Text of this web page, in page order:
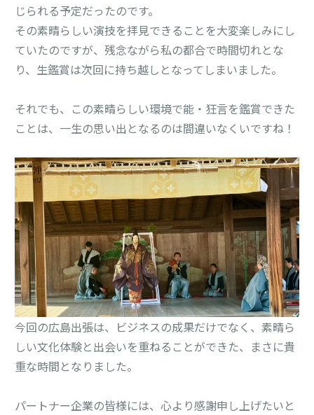
じられる予定だったのです。
その素晴らしい演技を拝見できることを大変楽しみにし
ていたのですが、残念ながら私の都合で時間切れとな
り、生鑑賞は次回に持ち越しとなってしまいました。
それでも、この素晴らしい環境で能・狂言を鑑賞できた
ことは、一生の思い出となるのは間違いなくいですね！
今回の広島出張は、ビジネスの成果だけでなく、素晴ら
しい文化体験と出会いを重ねることができた、まさに貴
重な時間となりました。
パートナー企業の皆様には、心より感謝申し上げたいと